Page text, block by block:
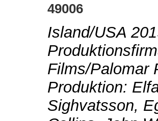
49006
Island/USA
Films/Palomar
Produktion:
Sighvatsson,